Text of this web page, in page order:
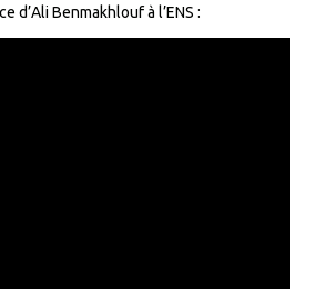
d’Ali Benmakhlouf à l’ENS :